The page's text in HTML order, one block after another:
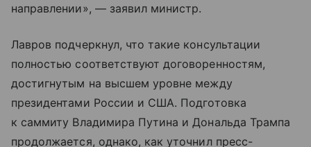
направлении», — заявил министр.
Лавров подчеркнул, что такие консультации
полностью соответствуют договоренностям,
достигнутым на высшем уровне между
президентами России и США. Подготовка
к саммиту Владимира Путина и Дональда Трампа
продолжается, однако, как уточнил пресс-